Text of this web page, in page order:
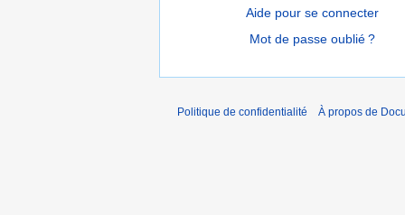
Aide pour se connecter
Mot de passe oublié ?
Politique de confidentialité À propos de